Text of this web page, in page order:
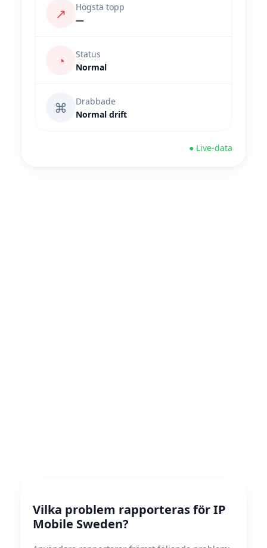
↗
Högsta topp
—
◔
Status
Normal
⌘
Drabbade
Normal drift
● Live-data
Vilka problem rapporteras för IP
Mobile Sweden?